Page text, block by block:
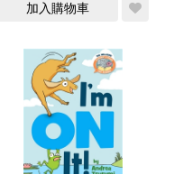
加入購物車